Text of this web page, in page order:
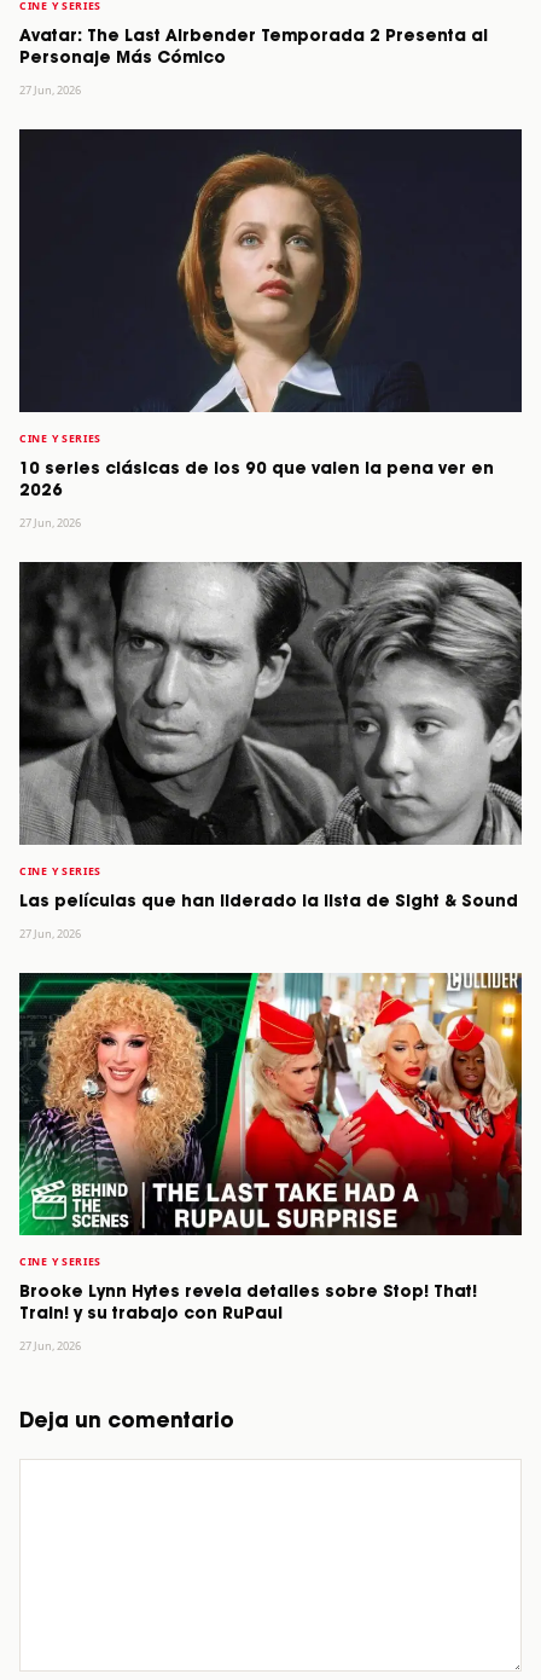
CINE Y SERIES
Avatar: The Last Airbender Temporada 2 Presenta al
Personaje Más Cómico
27 Jun, 2026
CINE Y SERIES
10 series clásicas de los 90 que valen la pena ver en
2026
27 Jun, 2026
CINE Y SERIES
Las películas que han liderado la lista de Sight & Sound
27 Jun, 2026
CINE Y SERIES
Brooke Lynn Hytes revela detalles sobre Stop! That!
Train! y su trabajo con RuPaul
27 Jun, 2026
Deja un comentario